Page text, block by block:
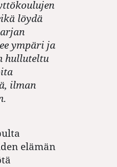
löydä
ympäri ja
hulluteltu
ilman
elämän